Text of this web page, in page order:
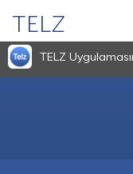
TELZ
TELZ